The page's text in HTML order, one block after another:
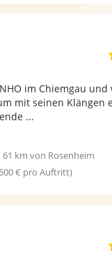
im Chiemgau
mit seinen Klängen
...
61 km von Rosenheim
€ pro Auftritt)